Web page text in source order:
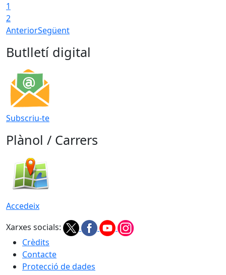
1
2
AnteriorSegüent
Butlletí digital
Subscriu-te
Plànol / Carrers
Accedeix
Xarxes socials:
Crèdits
Contacte
Protecció de dades